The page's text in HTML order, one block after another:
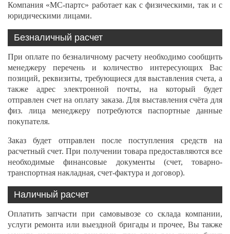
Компания «МС-партс» работает как с физическими, так и с
юридическими лицами.
Безналичный расчет
При оплате по безналичному расчету необходимо сообщить
менеджеру перечень и количество интересующих Вас
позиций, реквизиты, требующиеся для выставления счета, а
также адрес электронной почты, на который будет
отправлен счет на оплату заказа. Для выставления счёта для
физ. лица менеджеру потребуются паспортные данные
покупателя.
Заказ будет отправлен после поступления средств на
расчетный счет. При получении товара предоставляются все
необходимые финансовые документы (счет, товарно-
транспортная накладная, счет-фактура и договор).
Наличный расчет
Оплатить запчасти при самовывозе со склада компании,
услуги ремонта или выездной бригады и прочее, Вы также